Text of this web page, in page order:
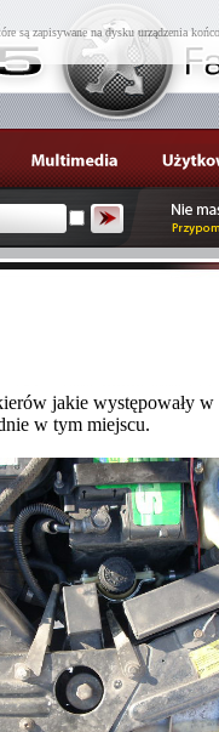
są zapisywane na dysku urządzenia
jakie występowały
w tym miejscu.